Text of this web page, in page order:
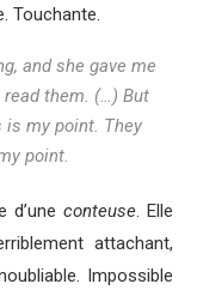
Touchante.
and she gave me
read them. (…) But
is my point. They
point.
d’une conteuse. Elle
attachant,
Impossible